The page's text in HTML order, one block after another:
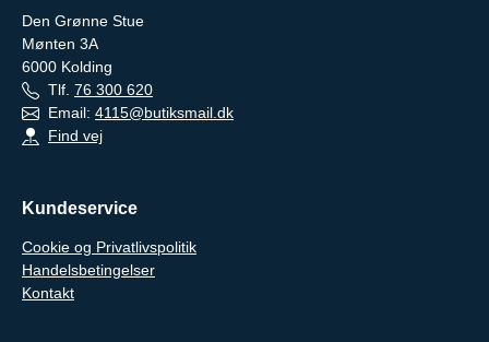
Den Grønne Stue
Mønten 3A
6000 Kolding
Tlf. 76 300 620
Email: 4115@butiksmail.dk
Find vej
Kundeservice
Cookie og Privatlivspolitik
Handelsbetingelser
Kontakt